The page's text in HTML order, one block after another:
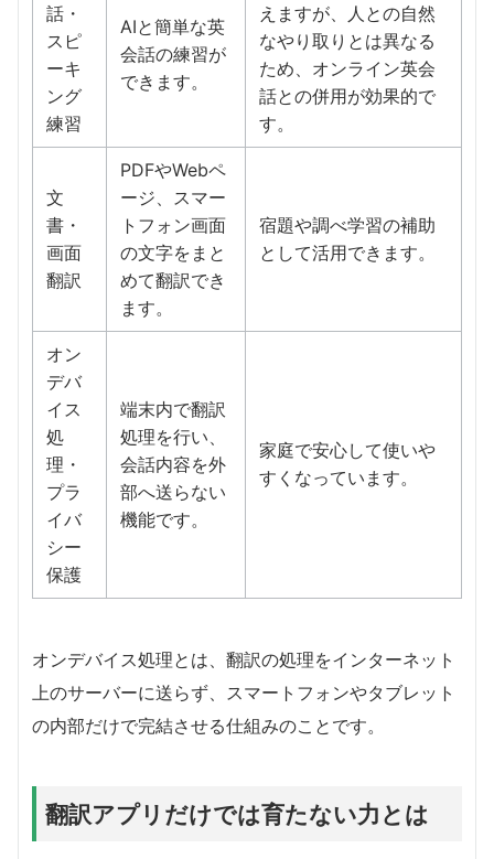
話・
スピ
ーキ
ング
練習
AIと簡単な英
会話の練習が
できます。
えますが、人との自然
なやり取りとは異なる
ため、オンライン英会
話との併用が効果的で
す。
文
書・
画面
翻訳
PDFやWebペ
ージ、スマー
トフォン画面
の文字をまと
めて翻訳でき
ます。
宿題や調べ学習の補助
として活用できます。
オン
デバ
イス
処
理・
プラ
イバ
シー
保護
端末内で翻訳
処理を行い、
会話内容を外
部へ送らない
機能です。
家庭で安心して使いや
すくなっています。
オンデバイス処理とは、翻訳の処理をインターネット
上のサーバーに送らず、スマートフォンやタブレット
の内部だけで完結させる仕組みのことです。
翻訳アプリだけでは育たない力とは